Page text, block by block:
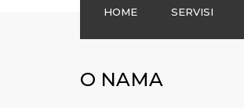
HOME SERVISI
OBUKA ZA RAD NA VISINI
O NAMA